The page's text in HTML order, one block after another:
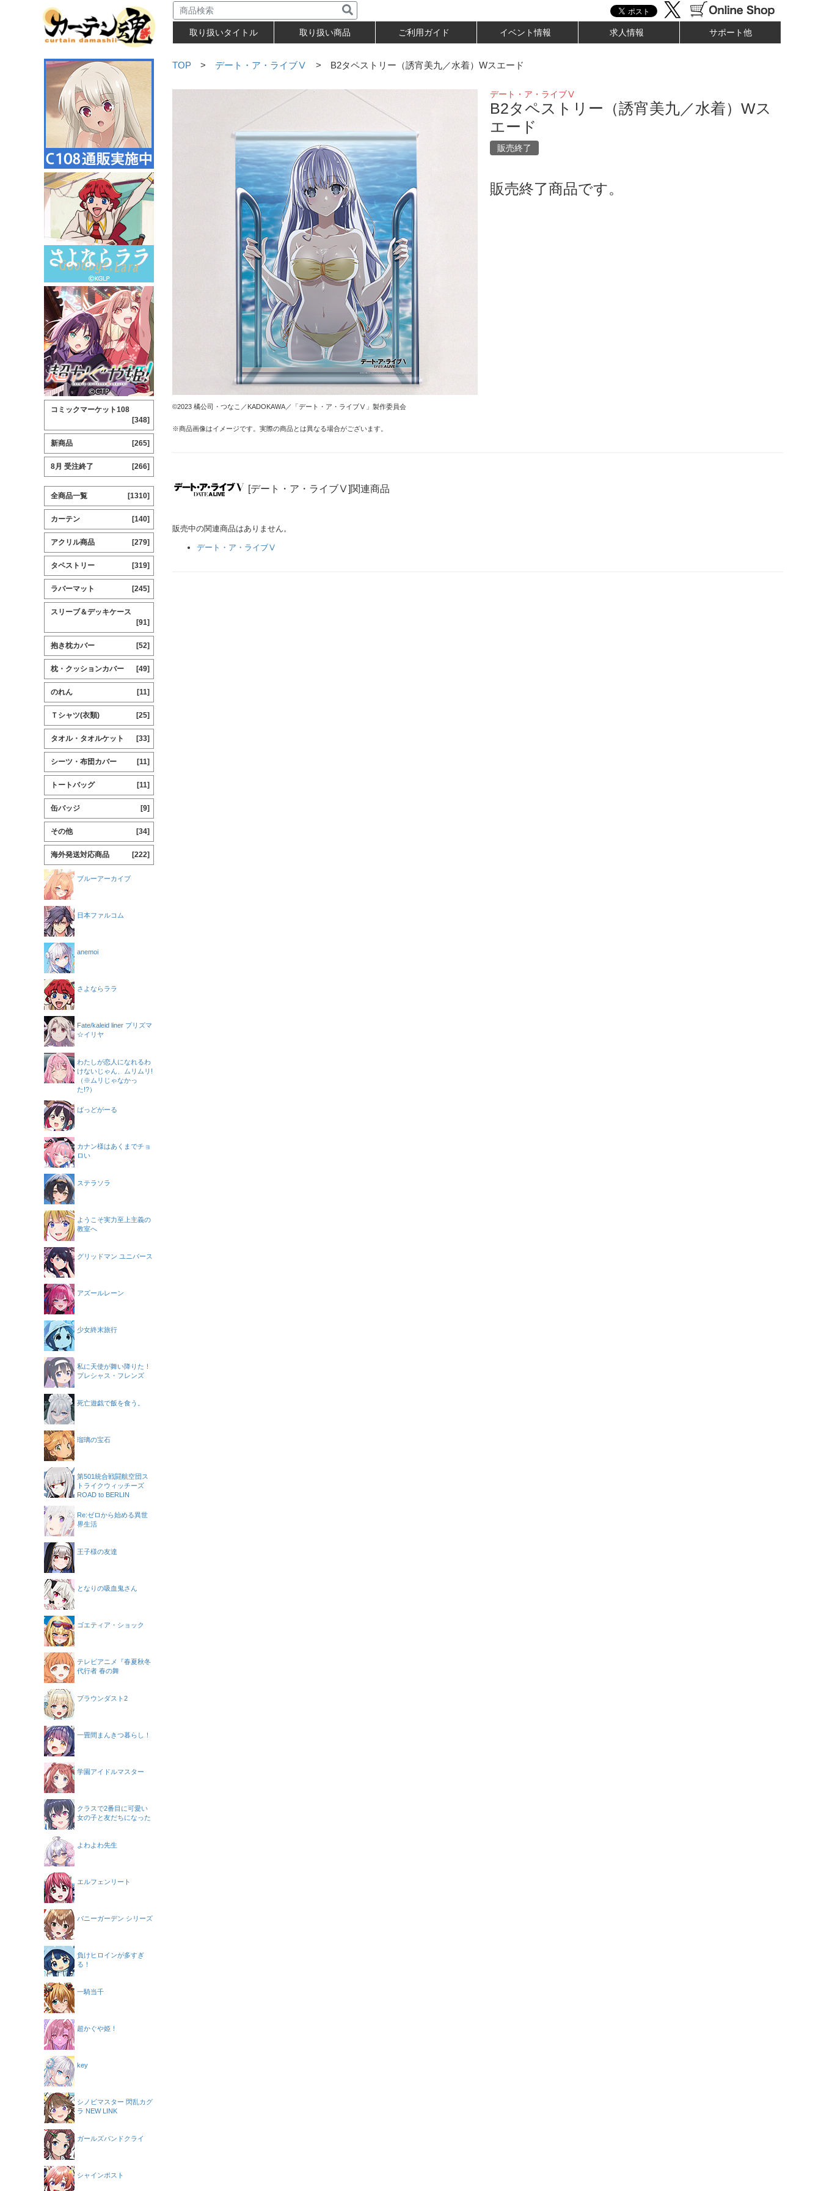
取り扱いタイトル 取り扱い商品 ご利用ガイド イベント情報 求人情報 サポート他
TOP > デート・ア・ライブⅤ > B2タペストリー（誘宵美九／水着）Wスエード
©2023 橘公司・つなこ／KADOKAWA／「デート・ア・ライブⅤ」製作委員会
※商品画像はイメージです。実際の商品とは異なる場合がございます。
デート・ア・ライブⅤ
B2タペストリー（誘宵美九／水着）Wス
エード
販売終了
販売終了商品です。
[デート・ア・ライブⅤ]関連商品
販売中の関連商品はありません。
デート・ア・ライブⅤ
コミックマーケット108
[348]
新商品 [265]
8月 受注終了 [266]
全商品一覧 [1310]
カーテン [140]
アクリル商品 [279]
タペストリー [319]
ラバーマット [245]
スリーブ＆デッキケース
[91]
抱き枕カバー [52]
枕・クッションカバー [49]
のれん [11]
Ｔシャツ(衣類) [25]
タオル・タオルケット [33]
シーツ・布団カバー [11]
トートバッグ [11]
缶バッジ [9]
その他 [34]
海外発送対応商品 [222]
ブルーアーカイブ
日本ファルコム
anemoi
さよならララ
Fate/kaleid liner プリズマ
☆イリヤ
わたしが恋人になれるわ
けないじゃん、ムリムリ!
（※ムリじゃなかっ
た!?）
ばっどがーる
カナン様はあくまでチョ
ロい
ステラソラ
ようこそ実力至上主義の
教室へ
グリッドマン ユニバース
アズールレーン
少女終末旅行
私に天使が舞い降りた！
プレシャス・フレンズ
死亡遊戯で飯を食う。
瑠璃の宝石
第501統合戦闘航空団ス
トライクウィッチーズ
ROAD to BERLIN
Re:ゼロから始める異世
界生活
王子様の友達
となりの吸血鬼さん
ゴエティア・ショック
テレビアニメ『春夏秋冬
代行者 春の舞
ブラウンダスト2
一畳間まんきつ暮らし！
学園アイドルマスター
クラスで2番目に可愛い
女の子と友だちになった
よわよわ先生
エルフェンリート
バニーガーデン シリーズ
負けヒロインが多すぎ
る！
一騎当千
超かぐや姫！
key
シノビマスター 閃乱カグ
ラ NEW LINK
ガールズバンドクライ
シャインポスト